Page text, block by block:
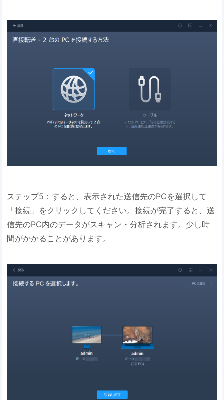
ステップ5：すると、表示された送信先のPCを選択して
「接続」をクリックしてください。接続が完了すると、送
信先のPC内のデータがスキャン・分析されます。少し時
間がかかることがあります。